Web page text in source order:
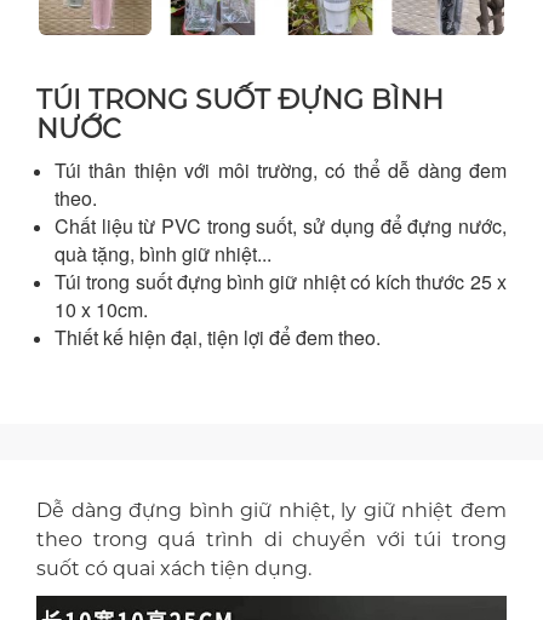
TÚI TRONG SUỐT ĐỰNG BÌNH
NƯỚC
Túi thân thiện với môi trường, có thể dễ dàng đem
theo.
Chất liệu từ PVC trong suốt, sử dụng để đựng nước,
quà tặng, bình giữ nhiệt...
Túi trong suốt đựng bình giữ nhiệt có kích thước 25 x
10 x 10cm.
Thiết kế hiện đại, tiện lợi để đem theo.
Dễ dàng đựng bình giữ nhiệt, ly giữ nhiệt đem
theo trong quá trình di chuyển với túi trong
suốt có quai xách tiện dụng.